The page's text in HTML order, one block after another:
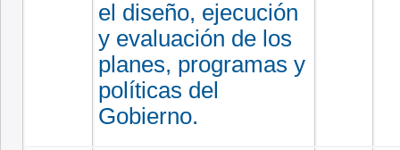
el diseño, ejecución
y evaluación de los
planes, programas y
políticas del
Gobierno.